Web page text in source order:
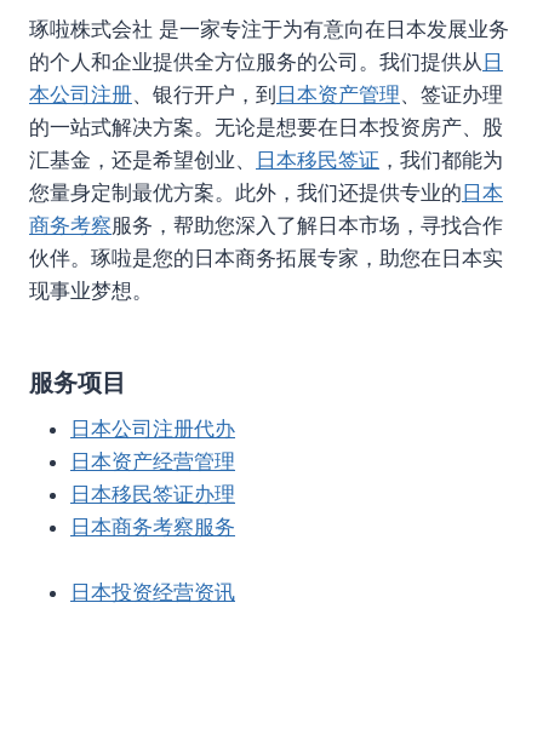
琢啦株式会社 是一家专注于为有意向在日本发展业务
的个人和企业提供全方位服务的公司。我们提供从 日
本公司注册、银行开户，到日本资产管理、签证办理
的一站式解决方案。无论是想要在日本投资房产、股
汇基金，还是希望创业、 日本移民签证 ，我们都能为
您量身定制最优方案。此外，我们还提供专业的日本
商务考察服务，帮助您深入了解日本市场，寻找合作
伙伴。琢啦是您的日本商务拓展专家，助您在日本实
现事业梦想。
服务项目
日本公司注册代办
日本资产经营管理
日本移民签证办理
日本商务考察服务
日本投资经营资讯